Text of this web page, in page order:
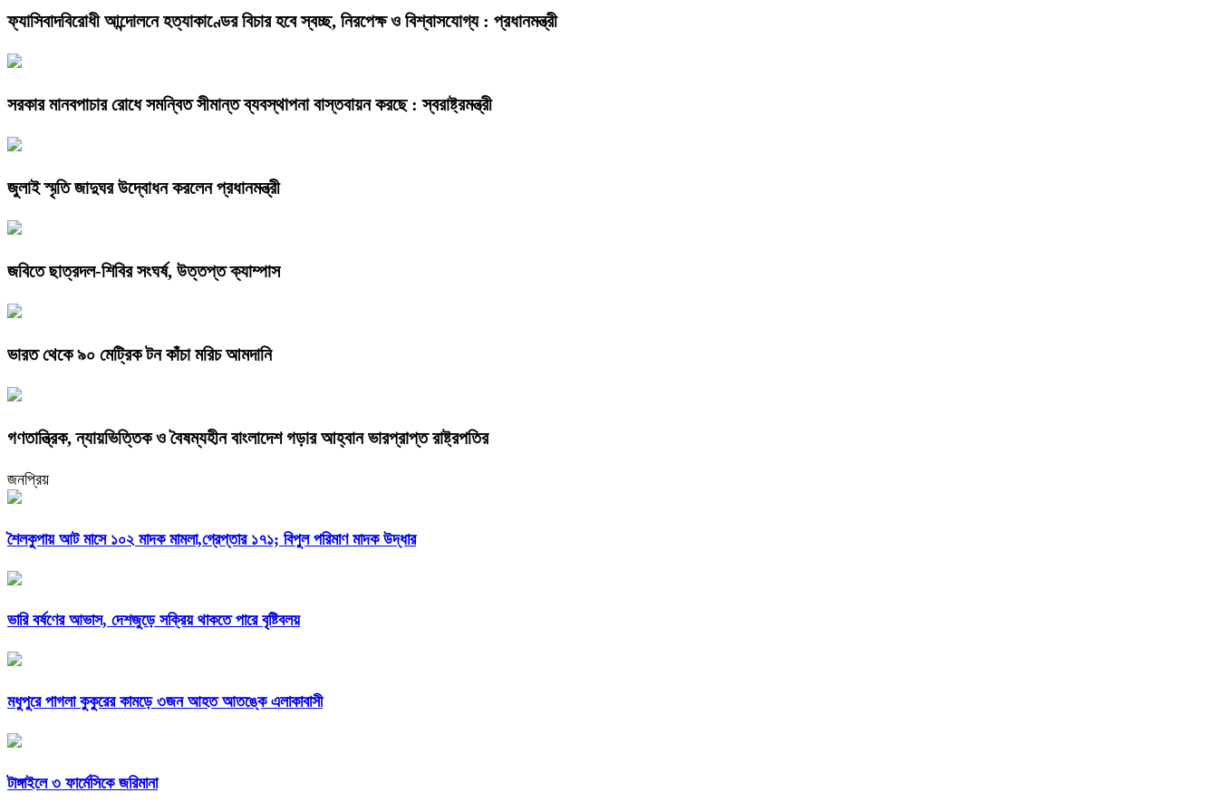
ফ্যাসিবাদবিরোধী আন্দোলনে হত্যাকাণ্ডের বিচার হবে স্বচ্ছ, নিরপেক্ষ ও বিশ্বাসযোগ্য : প্রধানমন্ত্রী
সরকার মানবপাচার রোধে সমন্বিত সীমান্ত ব্যবস্থাপনা বাস্তবায়ন করছে : স্বরাষ্ট্রমন্ত্রী
জুলাই স্মৃতি জাদুঘর উদ্বোধন করলেন প্রধানমন্ত্রী
জবিতে ছাত্রদল-শিবির সংঘর্ষ, উত্তপ্ত ক্যাম্পাস
ভারত থেকে ৯০ মেট্রিক টন কাঁচা মরিচ আমদানি
গণতান্ত্রিক, ন্যায়ভিত্তিক ও বৈষম্যহীন বাংলাদেশ গড়ার আহ্বান ভারপ্রাপ্ত রাষ্ট্রপতির
জনপ্রিয়
শৈলকুপায় আট মাসে ১০২ মাদক মামলা,গ্রেপ্তার ১৭১; বিপুল পরিমাণ মাদক উদ্ধার
ভারি বর্ষণের আভাস, দেশজুড়ে সক্রিয় থাকতে পারে বৃষ্টিবলয়
মধুপুরে পাগলা কুকুরের কামড়ে ৩জন আহত আতঙ্কে এলাকাবাসী
টাঙ্গাইলে ৩ ফার্মেসিকে জরিমানা